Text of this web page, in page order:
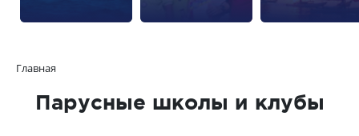
Главная
Парусные школы и клубы